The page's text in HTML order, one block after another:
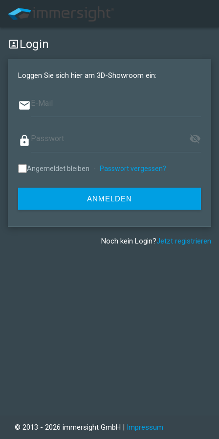
portrait Login
Loggen Sie sich hier am 3D-Showroom ein:
email
lock visibility_off
Angemeldet bleiben - Passwort vergessen?
ANMELDEN
Noch kein Login?Jetzt registrieren
© 2013 - 2026 immersight GmbH | Impressum